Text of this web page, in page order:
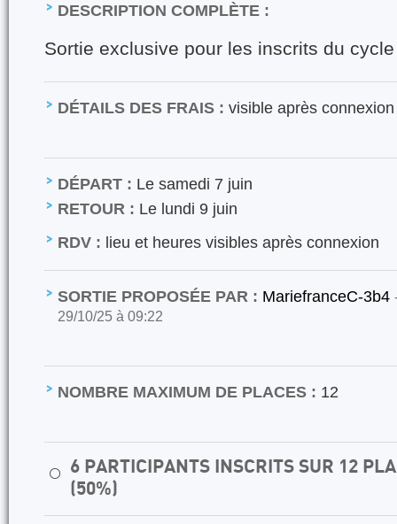
DESCRIPTION COMPLÈTE :
Sortie exclusive pour les inscrits du
DÉTAILS DES FRAIS : visible après connexion
DÉPART : Le samedi 7 juin
RETOUR : Le lundi 9 juin
RDV : lieu et heures visibles après connexion
SORTIE PROPOSÉE PAR : MariefranceC-3b4
29/10/25 à 09:22
NOMBRE MAXIMUM DE PLACES : 12
⚪
6 PARTICIPANTS INSCRITS SUR 12
(50%)